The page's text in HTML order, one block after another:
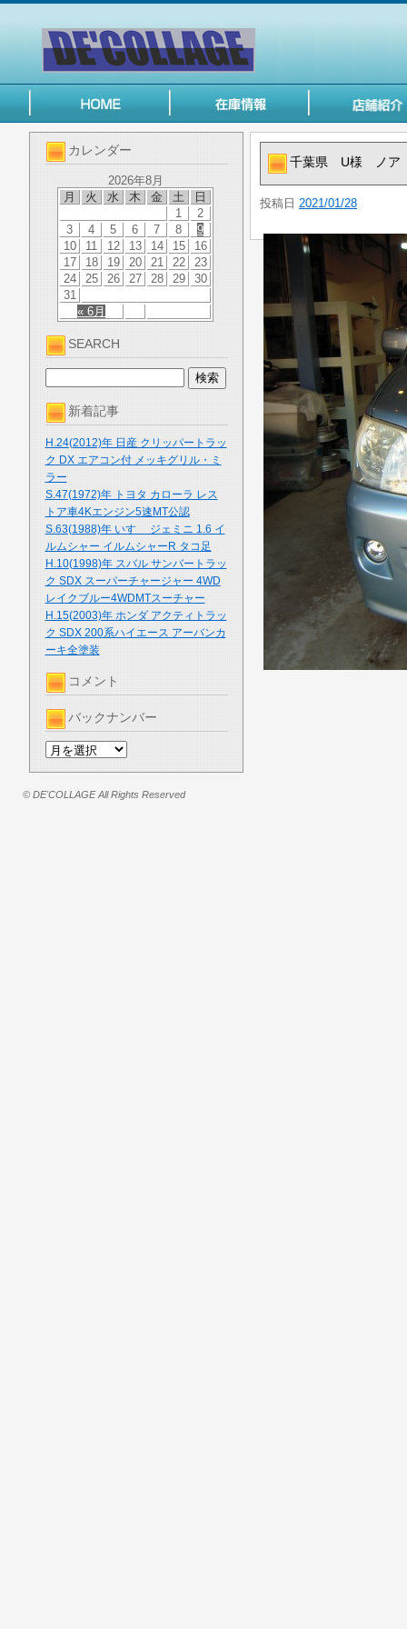
カレンダー
2026年8月
月
火 水 木 金 土 日
« 6月
1
2
3
4 5 6 7 8
9
10
11 12 13 14 15
16
17
18 19 20 21 22
23
24
25 26 27 28 29
30
31
SEARCH
新着記事
H.24(2012)年 日産 クリッパートラッ
ク DX エアコン付 メッキグリル・ミ
ラー
S.47(1972)年 トヨタ カローラ レス
トア車4Kエンジン5速MT公認
S.63(1988)年 いすゞ ジェミニ 1.6 イ
ルムシャー イルムシャーR タコ足
H.10(1998)年 スバル サンバートラッ
ク SDX スーパーチャージャー 4WD
レイクブルー4WDMTスーチャー
H.15(2003)年 ホンダ アクティトラッ
ク SDX 200系ハイエース アーバンカ
ーキ全塗装
コメント
バックナンバー
千葉県 U様 ノア
投稿日 2021/01/28
© DE'COLLAGE All Rights Reserved